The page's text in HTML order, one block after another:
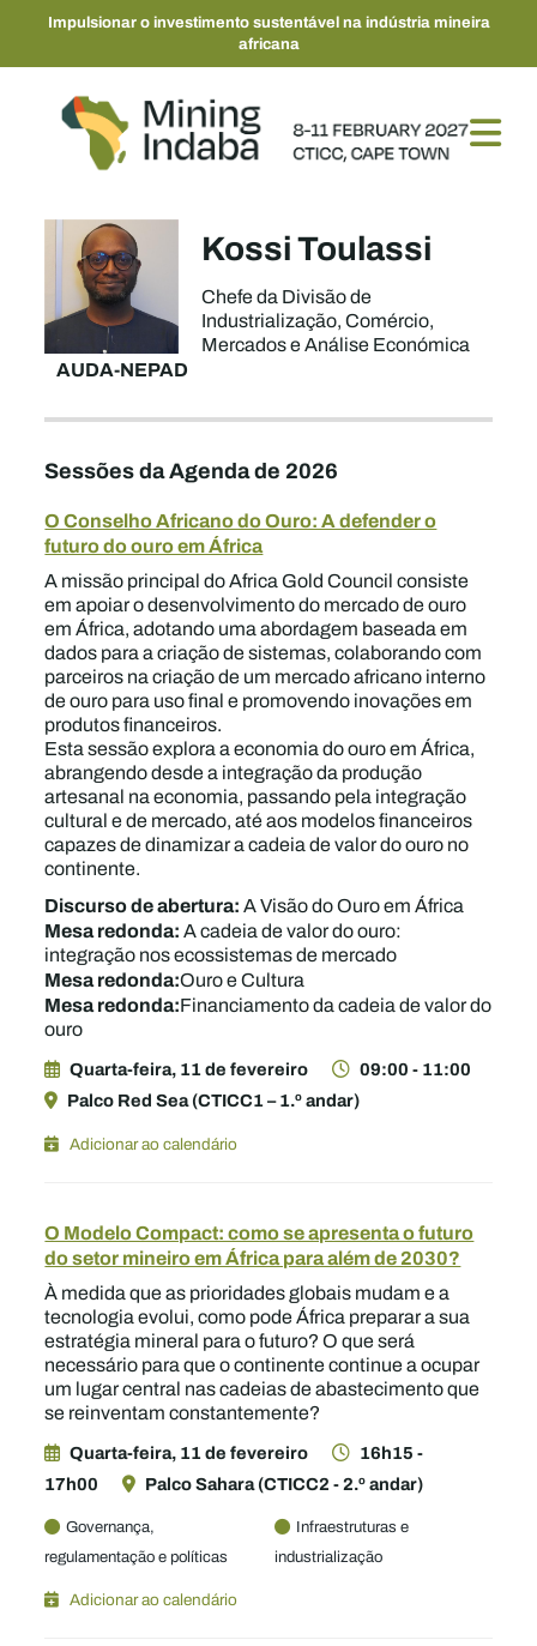
Impulsionar o investimento sustentável na indústria mineira
africana
Kossi Toulassi
Chefe da Divisão de
Industrialização, Comércio,
Mercados e Análise Económica
AUDA-NEPAD
Sessões da Agenda de 2026
O Conselho Africano do Ouro: A defender o
futuro do ouro em África
A missão principal do Africa Gold Council consiste
em apoiar o desenvolvimento do mercado de ouro
em África, adotando uma abordagem baseada em
dados para a criação de sistemas, colaborando com
parceiros na criação de um mercado africano interno
de ouro para uso final e promovendo inovações em
produtos financeiros.
Esta sessão explora a economia do ouro em África,
abrangendo desde a integração da produção
artesanal na economia, passando pela integração
cultural e de mercado, até aos modelos financeiros
capazes de dinamizar a cadeia de valor do ouro no
continente.
Discurso de abertura:A Visão do Ouro em África
Mesa redonda:A cadeia de valor do ouro:
integração nos ecossistemas de mercado
Mesa redonda:Ouro e Cultura
Mesa redonda:Financiamento da cadeia de valor do
ouro
Quarta-feira, 11 de fevereiro
09:00 - 11:00
Palco Red Sea (CTICC1 – 1.º andar)
Adicionar ao calendário
O Modelo Compact: como se apresenta o futuro
do setor mineiro em África para além de 2030?
À medida que as prioridades globais mudam e a
tecnologia evolui, como pode África preparar a sua
estratégia mineral para o futuro? O que será
necessário para que o continente continue a ocupar
um lugar central nas cadeias de abastecimento que
se reinventam constantemente?
Quarta-feira, 11 de fevereiro
16h15 -
17h00
Palco Sahara (CTICC2 - 2.º andar)
Governança,
regulamentação e políticas
Infraestruturas e
industrialização
Adicionar ao calendário